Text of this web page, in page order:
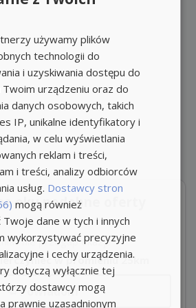
oku podobne oferty
i nie przegap okazji!
w promieniu 25km
Powiadom
używamy plików
technologii do
i uzyskiwania dostępu do
Twoim urządzeniu oraz do
danych osobowych, takich
IP, unikalne identyfikatory i
w celu wyświetlania
reklam i treści,
i treści, analizy odbiorców
usług. Dostawcy stron
mogą również
dane w tych i innych
wykorzystywać precyzyjne
i cechy urządzenia.
dotyczą wyłącznie tej
dostawcy mogą
prawnie uzasadnionym